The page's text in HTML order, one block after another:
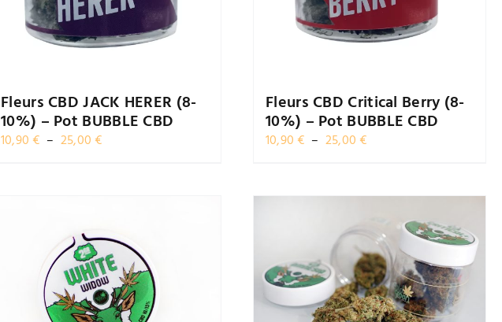
Fleurs CBD JACK HERER (8-
10%) – Pot BUBBLE CBD
10,90€ – 25,00€Plage
25,00 €
Fleurs CBD Critical Berry (8-
10%) – Pot BUBBLE CBD
10,90€ – 25,00€Plage
10,90 €
25,00 €